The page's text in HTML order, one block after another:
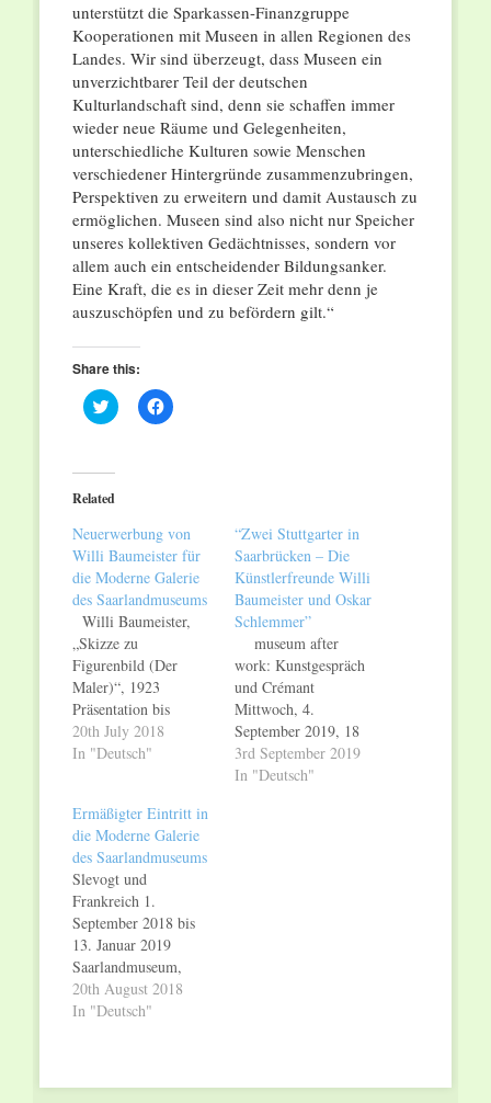
unterstützt die Sparkassen-Finanzgruppe
Kooperationen mit Museen in allen Regionen des
Landes. Wir sind überzeugt, dass Museen ein
unverzichtbarer Teil der deutschen
Kulturlandschaft sind, denn sie schaffen immer
wieder neue Räume und Gelegenheiten,
unterschiedliche Kulturen sowie Menschen
verschiedener Hintergründe zusammenzubringen,
Perspektiven zu erweitern und damit Austausch zu
ermöglichen. Museen sind also nicht nur Speicher
unseres kollektiven Gedächtnisses, sondern vor
allem auch ein entscheidender Bildungsanker.
Eine Kraft, die es in dieser Zeit mehr denn je
auszuschöpfen und zu befördern gilt.“
Share this:
Click
to
(Opens
in
new
Click
to
Related
Neuerwerbung von
Willi Baumeister für
die Moderne Galerie
des Saarlandmuseums
Willi Baumeister,
„Skizze zu
Figurenbild (Der
Maler)“, 1923
Präsentation bis
November 2018 Die
Sammlungspräsentation
wird bis November
bereichert durch einen
Raum, der Willi
Baumeister gewidmet
ist. Im Mittelpunkt
steht ein hochrangiges
Gemälde aus dem
Frühwerk des
international
renommierten
20th July 2018
In "Deutsch"
“Zwei Stuttgarter in
Saarbrücken – Die
Künstlerfreunde Willi
Baumeister und Oskar
Schlemmer”
museum after
work: Kunstgespräch
und Crémant
Mittwoch, 4.
September 2019, 18
Uhr Saarlandmuseum,
Moderne Galerie
3rd September 2019
In "Deutsch"
Ermäßigter Eintritt in
die Moderne Galerie
des Saarlandmuseums
Slevogt und
Frankreich 1.
September 2018 bis
13. Januar 2019
Saarlandmuseum,
Moderne Galerie
Ermäßigter Eintritt
20th August 2018
In "Deutsch"